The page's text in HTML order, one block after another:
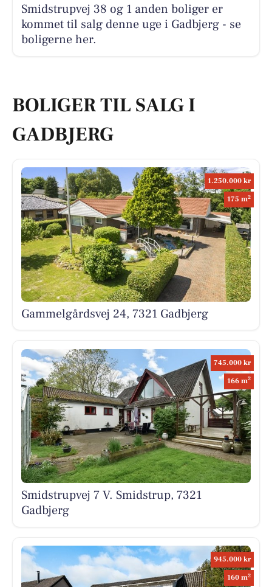
Smidstrupvej 38 og 1 anden boliger er
kommet til salg denne uge i Gadbjerg - se
boligerne her.
BOLIGER TIL SALG I
GADBJERG
1.250.000 kr
175 m2
Gammelgårdsvej 24, 7321 Gadbjerg
745.000 kr
166 m2
Smidstrupvej 7 V. Smidstrup, 7321
Gadbjerg
945.000 kr
160 m2